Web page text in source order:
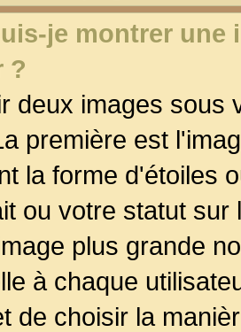
je montrer une
?
deux images sous
première est
la forme d'étoiles
ou votre statut
plus grande
à chaque
de choisir la